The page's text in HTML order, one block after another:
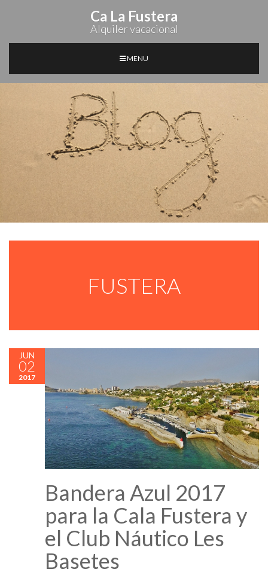
Ca La Fustera
Alquiler vacacional
MENU
FUSTERA
JUN
02
2017
Bandera Azul 2017
para la Cala Fustera y
el Club Náutico Les
Basetes